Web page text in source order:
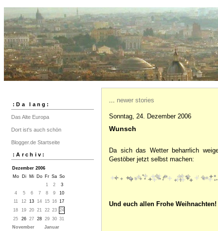
:Da lang:
Das Alte Europa
Dort ist's auch schön
Blogger.de Startseite
:Archiv:
Dezember 2006
Mo
Di Mi Do Fr Sa So
1
2
3
4
5 6 7 8 9
10
11
12 13 14 15 16 17
18
19 20 21 22 23 24
25
26 27 28 29 30 31
November
Januar
... newer stories
Sonntag, 24. Dezember 2006
Wunsch
Da sich das Wetter beharrlich
Gestöber jetzt selbst machen:
Und euch allen Frohe Weihnachten!